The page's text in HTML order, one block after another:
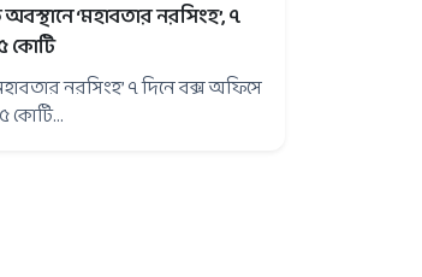
‘মহাবতার নরসিংহ’, ৭
কোটি
নরসিংহ’ ৭ দিনে বক্স অফিসে
কোটি...